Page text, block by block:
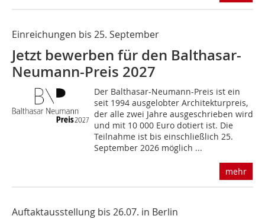
Einreichungen bis 25. September
Jetzt bewerben für den Balthasar-
Neumann-Preis 2027
Der Balthasar-Neumann-Preis ist ein
seit 1994 ausgelobter Architekturpreis,
der alle zwei Jahre ausgeschrieben wird
und mit 10 000 Euro dotiert ist. Die
Teilnahme ist bis einschließlich 25.
September 2026 möglich ...
mehr
Auftaktausstellung bis 26.07. in Berlin